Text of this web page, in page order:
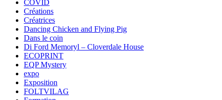
COVID
Créations
Créatrices
Dancing Chicken and Flying Pig
Dans le coin
Di Ford Memoryl – Cloverdale House
ECOPRINT
EQP Mystery
expo
Exposition
FOLTVILAG